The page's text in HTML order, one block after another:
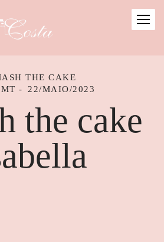
THE CAKE
22/MAIO/2023
the cake